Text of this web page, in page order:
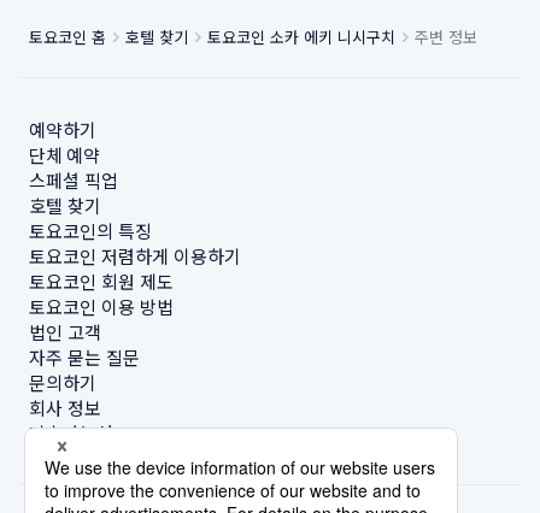
토요코인 홈 호텔 찾기 토요코인 소카 에키 니시구치 주변 정보
예약하기
단체 예약
스페셜 픽업
호텔 찾기
토요코인의 특징
토요코인 저렴하게 이용하기
토요코인 회원 제도
토요코인 이용 방법
법인 고객
자주 묻는 질문
문의하기
회사 정보
지속가능성